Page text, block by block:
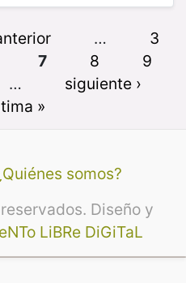
…
3
7 8
9
…
siguiente ›
»
somos?
Diseño y
LiBRe DiGiTaL